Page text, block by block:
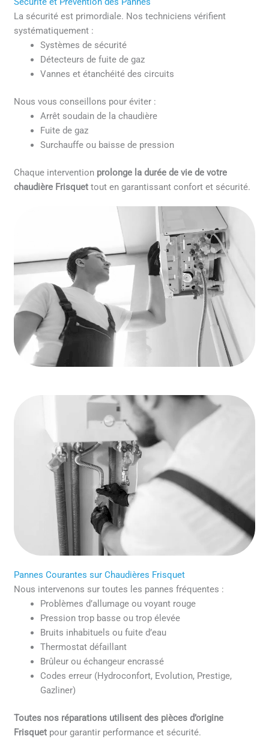
La sécurité est primordiale. Nos techniciens vérifient
systématiquement :
Systèmes de sécurité
Détecteurs de fuite de gaz
Vannes et étanchéité des circuits
Nous vous conseillons pour éviter :
Arrêt soudain de la chaudière
Fuite de gaz
Surchauffe ou baisse de pression
Chaque intervention prolonge la durée de vie de votre
chaudière Frisquet tout en garantissant confort et sécurité.
Pannes Courantes sur Chaudières Frisquet
Nous intervenons sur toutes les pannes fréquentes :
Problèmes d’allumage ou voyant rouge
Pression trop basse ou trop élevée
Bruits inhabituels ou fuite d’eau
Thermostat défaillant
Brûleur ou échangeur encrassé
Codes erreur (Hydroconfort, Evolution, Prestige,
Gazliner)
Toutes nos réparations utilisent des pièces d’origine
Frisquet pour garantir performance et sécurité.